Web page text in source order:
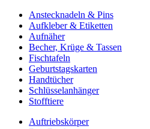
Anstecknadeln & Pins
Aufkleber & Etiketten
Aufnäher
Becher, Krüge & Tassen
Fischtafeln
Geburtstagskarten
Handtücher
Schlüsselanhänger
Stofftiere
Auftriebskörper